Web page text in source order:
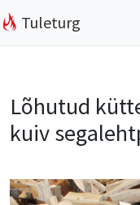
Tuleturg
Lõhutud
kuiv